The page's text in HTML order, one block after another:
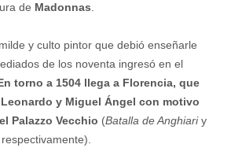
de Madonnas
y culto pintor que debió enseñarle
de los noventa ingresó en el
torno a 1504 llega a Florencia, que
y Miguel Ángel con motivo
Palazzo Vecchio (Batalla de Anghiariy
, respectivamente).